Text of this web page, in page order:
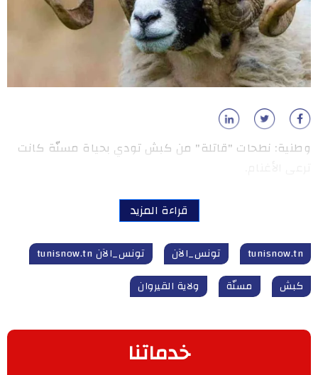
وطنية: نطحات "قاتلة" من كبش تودي بحياة مسنّة كانت
قراءة المزيد
tunisnow.tn تونس_الآن
تونس_الآن tunisnow.tn
كبش
مسنّة ولاية القيروان
خدماتنا